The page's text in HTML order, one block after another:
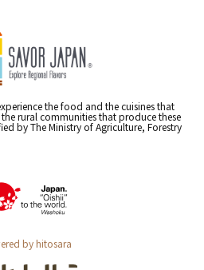
the food and the cuisines that
rural communities that produce these
by The Ministry of Agriculture, Forestry
by hitosara